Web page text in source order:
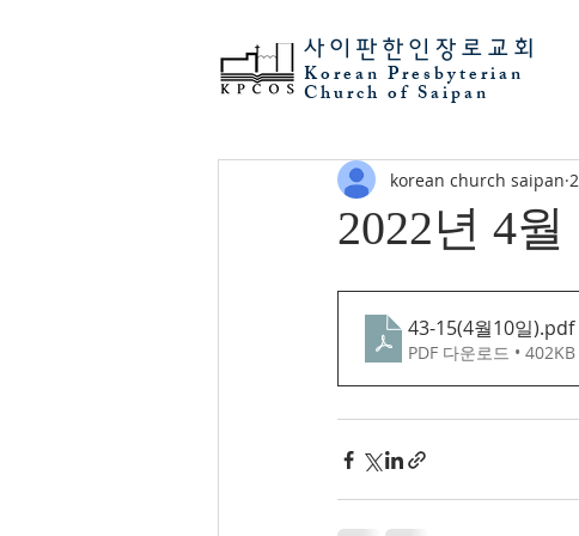
사이판 한인장로교회
Korean Presbyterian
Church of Saipan
2022년 4
korean church saipan
43-15(4월10일).pdf
PDF 다운로드 • 402KB